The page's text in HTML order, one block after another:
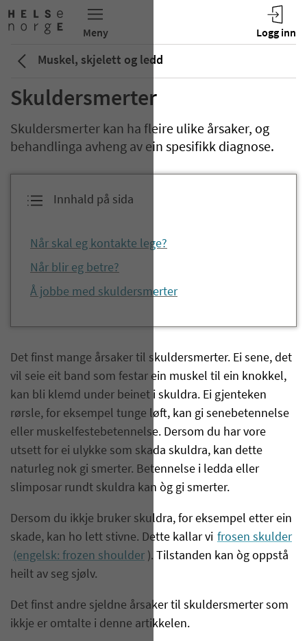
Muskel, skjelett og ledd
Skuldersmerter
Skuldersmerter kan ha fleire ulike årsaker, og
behandlinga avheng av ein spesifikk diagnose.
Innhald på sida
Når skal eg kontakte lege?
Når blir eg betre?
Å jobbe med skuldersmerter
Det finst mange årsaker til skuldersmerter. Ei sene, det
vil seie eit band som festar ein muskel til ein knokkel,
kan bli klemd under beinet i skuldra. Ei gjenteken
rørsle, for eksempel tunge løft, kan gi senebetennelse
eller muskelfestebetennelse. Dersom du har vore
utsett for ei ulykke som skada skuldra, kan dette
naturleg nok gi smerter. Betennelse i ledda eller
slimposar rundt skuldra kan òg gi smerter.
Dersom du ikkje bruker skuldra, for eksempel etter ein
skade, kan ho lett stivne. Dette kallar vi frosen skulder
(engelsk: frozen shoulder ). Tilstanden kan òg oppstå
heilt av seg sjølv.
Det finst andre sjeldne årsaker til skuldersmerter som
ikkje er omtalte i denne artikkelen.